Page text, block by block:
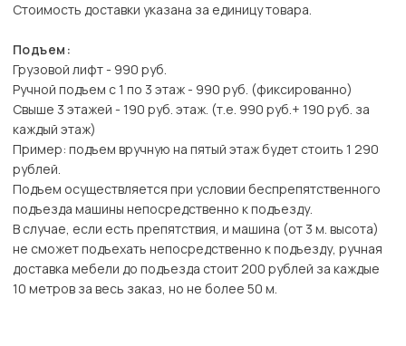
Стоимость доставки указана за единицу товара.
Подъем:
Грузовой лифт - 990 руб.
Ручной подъем с 1 по 3 этаж - 990 руб. (фиксированно)
Свыше 3 этажей - 190 руб. этаж. (т.е. 990 руб.+ 190 руб. за
каждый этаж)
Пример: подъем вручную на пятый этаж будет стоить 1 290
рублей.
Подъем осуществляется при условии беспрепятственного
подъезда машины непосредственно к подъезду.
В случае, если есть препятствия, и машина (от 3 м. высота)
не сможет подъехать непосредственно к подъезду, ручная
доставка мебели до подъезда стоит 200 рублей за каждые
10 метров за весь заказ, но не более 50 м.